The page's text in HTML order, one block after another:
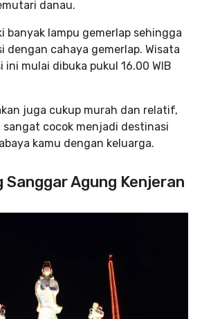
danau.
banyak lampu gemerlap sehingga
dengan cahaya gemerlap. Wisata
ini mulai dibuka pukul 16.00 WIB
juga cukup murah dan relatif,
sangat cocok menjadi destinasi
kamu dengan keluarga.
Sanggar Agung Kenjeran